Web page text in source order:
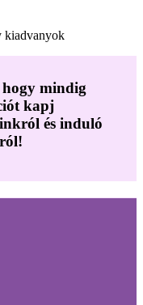
mindig
kapj
és induló